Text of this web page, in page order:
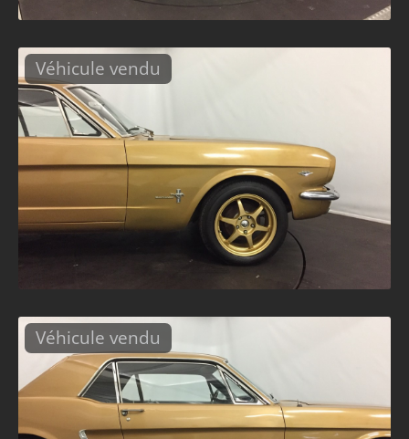
Véhicule vendu
Véhicule vendu